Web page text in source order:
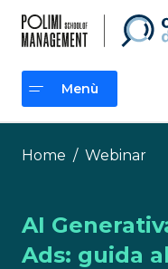
contenuto
Menù
Menù
Home / Webinar
AI
Ads: guida